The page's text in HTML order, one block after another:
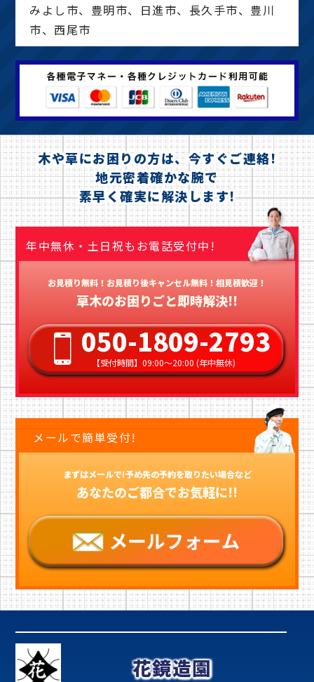
みよし市、豊明市、日進市、長久手市、豊川
市、西尾市
木や草にお困りの方は、今すぐご連絡!
地元密着確かな腕で
素早く確実に解決します!
年中無休・土日祝もお電話受付中!
お見積り無料！お見積り後キャンセル無料！相見積歓迎！
草木のお困りごと即時解決!!
050-1809-2793
【受付時間】09:00〜20:00 (年中無休)
メールで簡単受付!
まずはメールで!予め先の予約を取りたい場合など
あなたのご都合でお気軽に!!
花鏡造園